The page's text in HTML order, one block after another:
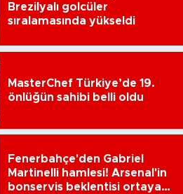
Brezilyalı golcüler
sıralamasında yükseldi
MasterChef Türkiye’de 19.
önlüğün sahibi belli oldu
Fenerbahçe'den Gabriel
Martinelli hamlesi! Arsenal'in
bonservis beklentisi ortaya